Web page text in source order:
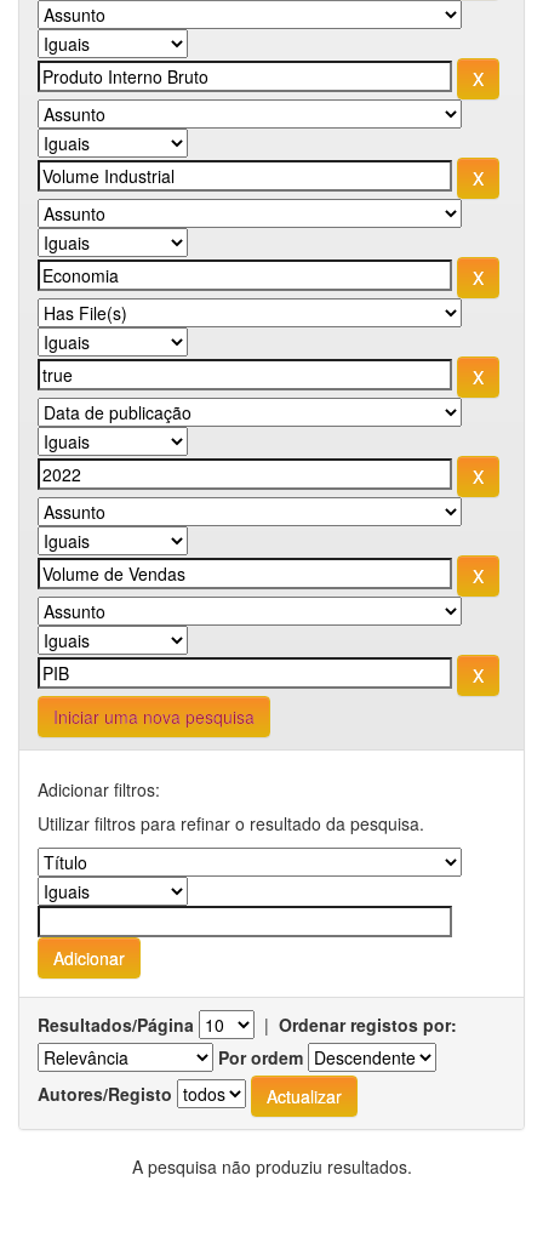
Iniciar uma nova pesquisa
Adicionar filtros:
Utilizar filtros para refinar o resultado da pesquisa.
Resultados/Página | Ordenar registos por:
Por ordem
Autores/Registo
A pesquisa não produziu resultados.